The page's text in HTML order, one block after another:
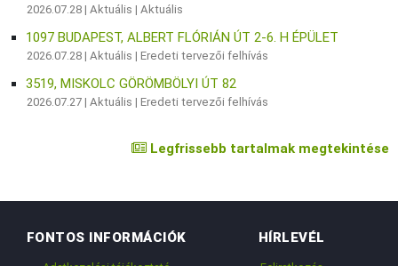
2026.07.28 |Aktuális |Aktuális
1097 BUDAPEST, ALBERT FLÓRIÁN ÚT 2-6. H ÉPÜLET
2026.07.28 |Aktuális |Eredeti tervezői felhívás
3519, MISKOLC GÖRÖMBÖLYI ÚT 82
2026.07.27 |Aktuális |Eredeti tervezői felhívás
Legfrissebb tartalmak megtekintése
FONTOS INFORMÁCIÓK HÍRLEVÉL